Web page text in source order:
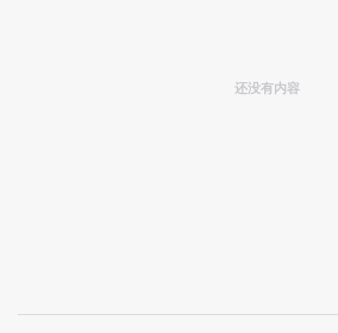
还没有内容